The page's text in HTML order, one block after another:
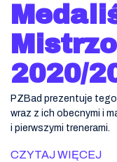
2020/
PZBad prezentuje
wraz z ich obecnymi i
i pierwszymi trenerami.
CZYTAJ WIĘCEJ